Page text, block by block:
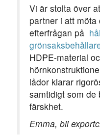
Vi är stolta över
partner i att möta
efterfrågan på
HDPE-material
lådor klarar
samtidigt som de
färskhet.
Emma, bli